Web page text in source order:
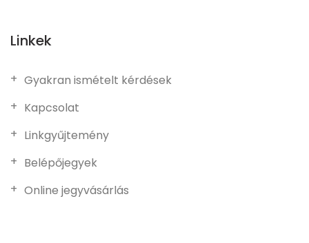
Linkek
Gyakran ismételt kérdések
Kapcsolat
Linkgyűjtemény
Belépőjegyek
Online jegyvásárlás